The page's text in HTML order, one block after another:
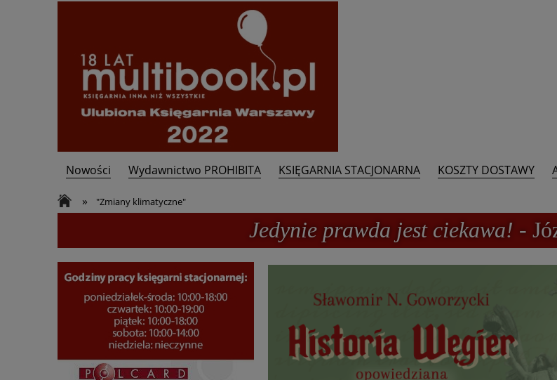
Nowości Wydawnictwo PROHIBITA KSIĘGARNIA STACJONARNA KOSZTY DOSTAWY
Kontakt
» "Zmiany klimatyczne"
Jedynie prawda jest ciekawa! -